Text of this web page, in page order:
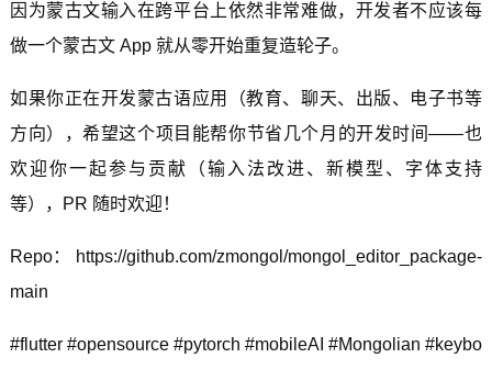
因为蒙古文输入在跨平台上依然非常难做，开发者不应该每
做一个蒙古文 App 就从零开始重复造轮子。
如果你正在开发蒙古语应用（教育、聊天、出版、电子书等
方向），希望这个项目能帮你节省几个月的开发时间——也
欢迎你一起参与贡献（输入法改进、新模型、字体支持
等），PR 随时欢迎！
Repo：
https://github.com/zmongol/mongol_editor_package-
main
#flutter #opensource #pytorch #mobileAI #Mongolian #keybo